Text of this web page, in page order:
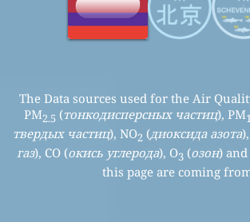
The Data sources used for the Air
PM2.5 (тонкодисперсных частиц), PM
твердых частиц), NO2 (диоксида азота
газ), CO (окись углерода), O3 (озон)
this page are coming